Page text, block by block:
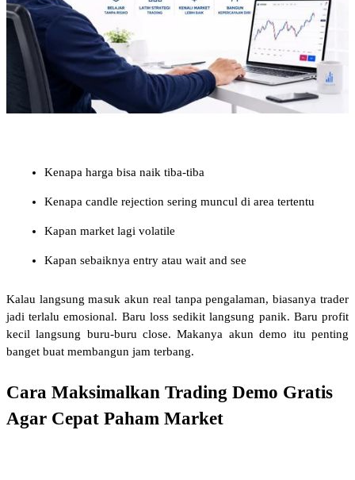
Kenapa harga bisa naik tiba-tiba
Kenapa candle rejection sering muncul di area tertentu
Kapan market lagi volatile
Kapan sebaiknya entry atau wait and see
Kalau langsung masuk akun real tanpa pengalaman, biasanya trader
jadi terlalu emosional. Baru loss sedikit langsung panik. Baru profit
kecil langsung buru-buru close. Makanya akun demo itu penting
banget buat membangun jam terbang.
Cara Maksimalkan Trading Demo Gratis
Agar Cepat Paham Market